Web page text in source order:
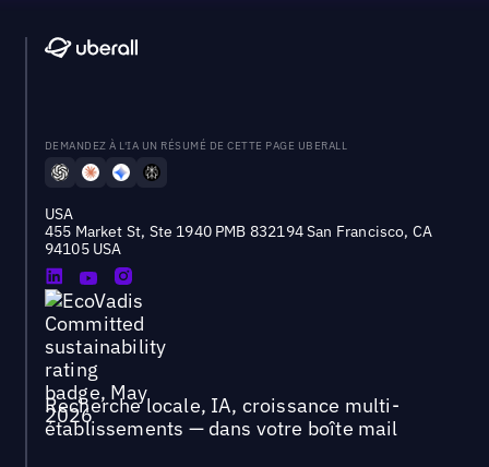
DEMANDEZ À L'IA UN RÉSUMÉ DE CETTE PAGE UBERALL
USA
455 Market St, Ste 1940 PMB 832194 San Francisco, CA
94105 USA
Recherche locale, IA, croissance multi-
établissements — dans votre boîte mail